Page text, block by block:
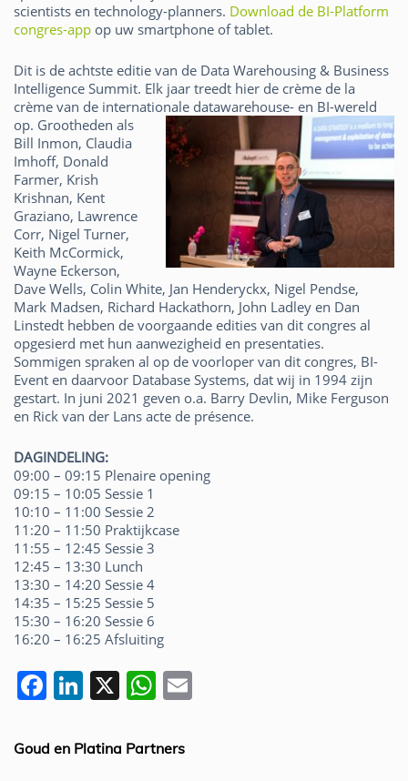
scientists en technology-planners. Download de BI-Platform
congres-app op uw smartphone of tablet.
Dit is de achtste editie van de Data Warehousing & Business
Intelligence Summit. Elk jaar treedt hier de crème de la
crème van de internationale datawarehouse- en BI-wereld
op. Grootheden als
Bill Inmon, Claudia
Imhoff, Donald
Farmer, Krish
Krishnan, Kent
Graziano, Lawrence
Corr, Nigel Turner,
Keith McCormick,
Wayne Eckerson,
Dave Wells, Colin White, Jan Henderyckx, Nigel Pendse,
Mark Madsen, Richard Hackathorn, John Ladley en Dan
Linstedt hebben de voorgaande edities van dit congres al
opgesierd met hun aanwezigheid en presentaties.
Sommigen spraken al op de voorloper van dit congres, BI-
Event en daarvoor Database Systems, dat wij in 1994 zijn
gestart. In juni 2021 geven o.a. Barry Devlin, Mike Ferguson
en Rick van der Lans acte de présence.
DAGINDELING:
09:00 – 09:15 Plenaire opening
09:15 – 10:05 Sessie 1
10:10 – 11:00 Sessie 2
11:20 – 11:50 Praktijkcase
11:55 – 12:45 Sessie 3
12:45 – 13:30 Lunch
13:30 – 14:20 Sessie 4
14:35 – 15:25 Sessie 5
15:30 – 16:20 Sessie 6
16:20 – 16:25 Afsluiting
F
c
Li
k
X W
at
Goud en Platina Partners